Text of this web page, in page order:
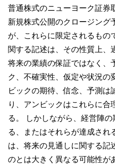
普通株式のニューヨーク証券
新規株式公開のクロージング
が、これらに限定されるもの
関する記述は、その性質上、
将来の業績の保証ではなく、
ク、不確実性、仮定や状況の
ビックの期待、信念、予測は
り、アンビックはこれらに
る。 しかしながら、経営陣
る、またはそれらが達成され
は、将来の見通しに関する記
のとは大きく異なる可能性が